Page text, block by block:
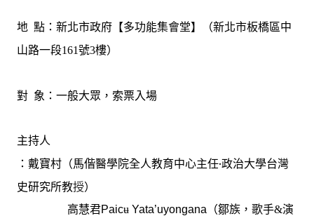
地 點 ：新北市政府【多功能集會堂】（新北市板橋區中
山路一段161號3樓）
對 象 ：一般大眾，索票入場
主持人
：戴寶村（馬偕醫學院全人教育中心主任‧政治大學台灣
史研究所教授）
高慧君Paicʉ Yata’uyongana （鄒族，歌手&演